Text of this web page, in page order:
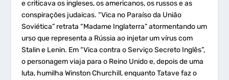
e criticava os ingleses, os americanos, os russos e as
conspirações judaicas. “Vica no Paraíso da União
Soviética” retrata “Madame Inglaterra” atormentando um
urso que representa a Rússia ao injetar um vírus com
Stalin e Lenin. Em “Vica contra o Serviço Secreto Inglês”,
o personagem viaja para o Reino Unido e, depois de uma
luta, humilha Winston Churchill, enquanto Tatave faz o